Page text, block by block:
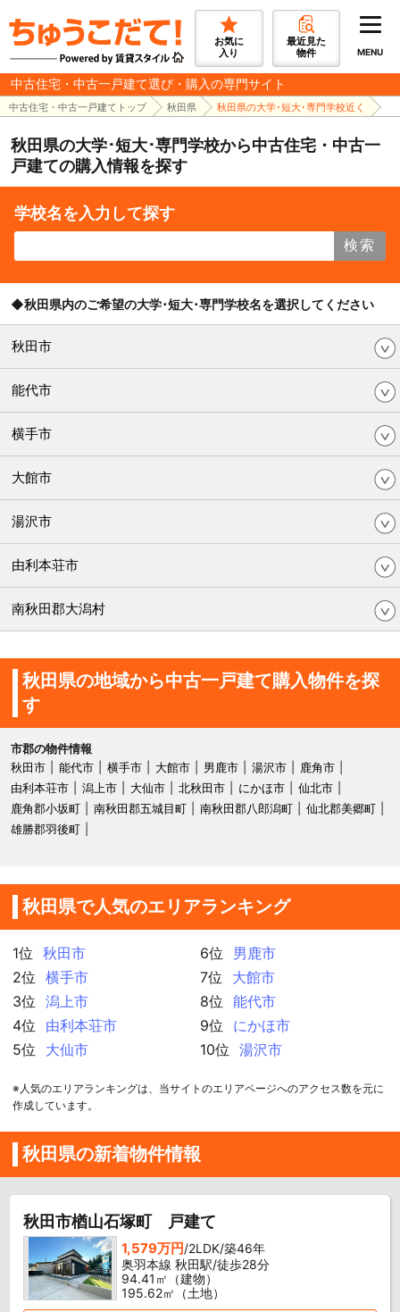
お気に
入り
最近見た
物件
MENU
中古住宅・中古一戸建て選び・購入の専門サイト
中古住宅・中古一戸建てトップ 秋田県 秋田県の大学･短大･専門学校近く
秋田県の大学･短大･専門学校から中古住宅・中古一
戸建ての購入情報を探す
学校名を入力して探す
検索
◆秋田県内のご希望の大学･短大･専門学校名を選択してください
秋田市
能代市
横手市
大館市
湯沢市
由利本荘市
南秋田郡大潟村
秋田県の地域から中古一戸建て購入物件を探
す
市郡の物件情報
秋田市
能代市 横手市 大館市 男鹿市 湯沢市
鹿角市
由利本荘市
潟上市 大仙市 北秋田市 にかほ市
仙北市
鹿角郡小坂町
南秋田郡五城目町 南秋田郡八郎潟町
仙北郡美郷町
雄勝郡羽後町
秋田県で人気のエリアランキング
1位
秋田市
2位
横手市
3位
潟上市
4位
由利本荘市
5位
大仙市
6位
男鹿市
7位
大館市
8位
能代市
9位
にかほ市
10位
湯沢市
※人気のエリアランキングは、当サイトのエリアページへのアクセス数を元に
作成しています。
秋田県の新着物件情報
秋田市楢山石塚町 戸建て
1,579万円/2LDK/築46年
奥羽本線 秋田駅/徒歩28分
94.41㎡（建物）
195.62㎡（土地）